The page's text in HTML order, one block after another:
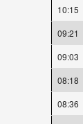
10:15
09:21
09:03
08:18
08:36